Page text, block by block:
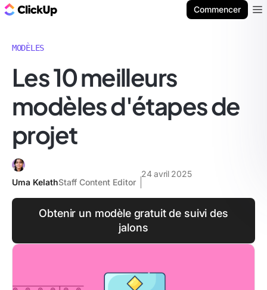
Commencer
MODÈLES
Les 10 meilleurs
modèles d'étapes de
projet
Uma KelathStaff Content Editor
24 avril 2025
Obtenir un modèle gratuit de suivi des
jalons